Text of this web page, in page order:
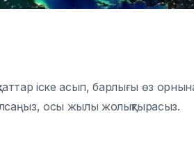
іске асып, барлығы өз
осы жылы жолықтырасыз.